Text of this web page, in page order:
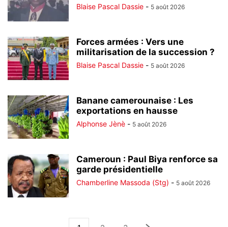
Blaise Pascal Dassie - 5 août 2026
Forces armées : Vers une
militarisation de la succession ?
Blaise Pascal Dassie - 5 août 2026
Banane camerounaise : Les
exportations en hausse
Alphonse Jènè - 5 août 2026
Cameroun : Paul Biya renforce sa
garde présidentielle
Chamberline Massoda (Stg) - 5 août 2026